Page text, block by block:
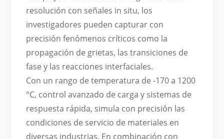
resolución con señales in situ, los
investigadores pueden capturar con
precisión fenómenos críticos como la
propagación de grietas, las transiciones de
fase y las reacciones interfaciales.
Con un rango de temperatura de -170 a 1200
°C, control avanzado de carga y sistemas de
respuesta rápida, simula con precisión las
condiciones de servicio de materiales en
diversas industrias. En combinación con